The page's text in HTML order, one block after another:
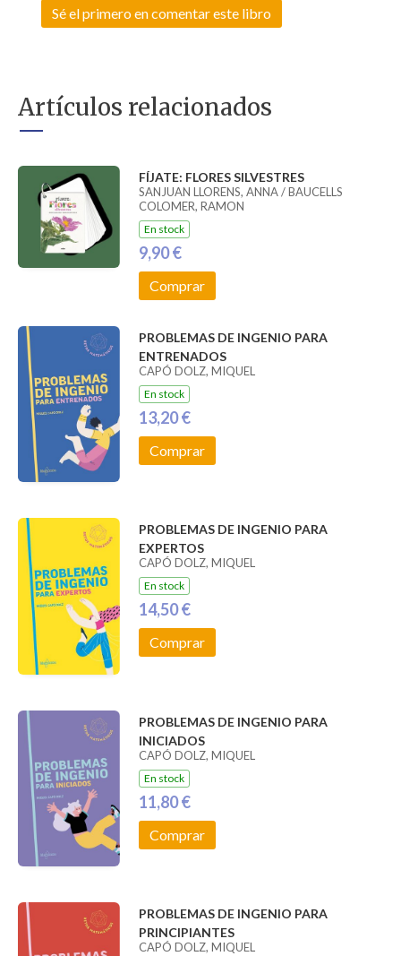
Sé el primero en comentar este libro
Artículos relacionados
FÍJATE: FLORES SILVESTRES
SANJUAN LLORENS, ANNA / BAUCELLS
COLOMER, RAMON
En stock
9,90 €
Comprar
PROBLEMAS DE INGENIO PARA
ENTRENADOS
CAPÓ DOLZ, MIQUEL
En stock
13,20 €
Comprar
PROBLEMAS DE INGENIO PARA
EXPERTOS
CAPÓ DOLZ, MIQUEL
En stock
14,50 €
Comprar
PROBLEMAS DE INGENIO PARA
INICIADOS
CAPÓ DOLZ, MIQUEL
En stock
11,80 €
Comprar
PROBLEMAS DE INGENIO PARA
PRINCIPIANTES
CAPÓ DOLZ, MIQUEL